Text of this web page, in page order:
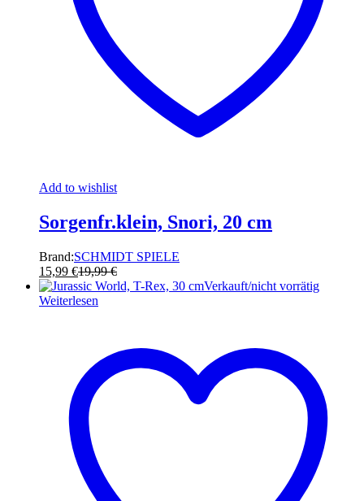
Add to wishlist
Sorgenfr.klein, Snori, 20 cm
Brand:SCHMIDT SPIELE
15,99 €19,99€
Verkauft/nicht vorrätig
Weiterlesen